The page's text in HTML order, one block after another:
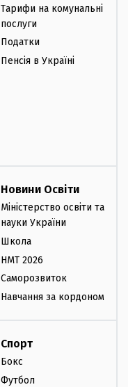
Тарифи на комунальні
послуги
Податки
Пенсія в Україні
Новини Освіти
Міністерство освіти та
науки України
Школа
НМТ 2026
Саморозвиток
Навчання за кордоном
Спорт
Бокс
Футбол